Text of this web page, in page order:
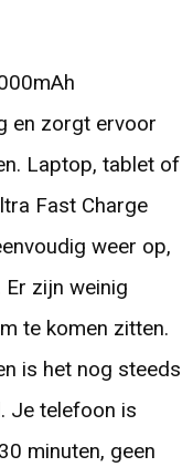
en zorgt ervoor
Laptop, tablet of
Fast Charge
weer op,
Er zijn weinig
te komen zitten.
is het nog steeds
Je telefoon is
minuten, geen